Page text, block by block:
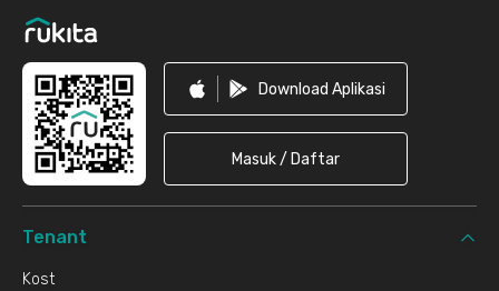
Download Aplikasi
Masuk / Daftar
Tenant
Kost